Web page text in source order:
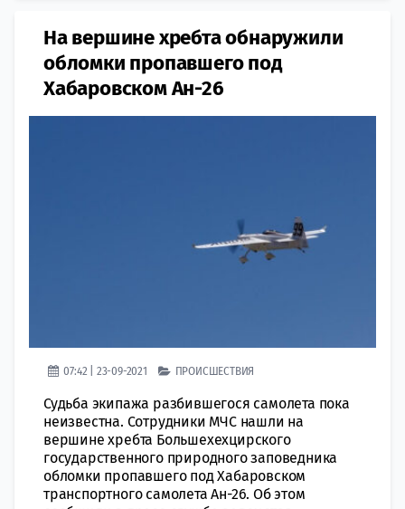
На вершине хребта обнаружили
обломки пропавшего под
Хабаровском Ан-26
07:42 | 23-09-2021 ПРОИСШЕСТВИЯ
Судьба экипажа разбившегося самолета пока
неизвестна. Сотрудники МЧС нашли на
вершине хребта Большехехцирского
государственного природного заповедника
обломки пропавшего под Хабаровском
транспортного самолета Ан-26. Об этом